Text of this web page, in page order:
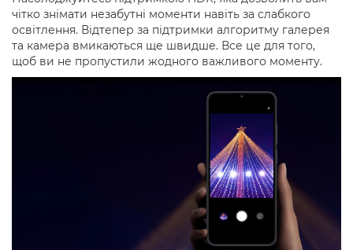
чітко знімати незабутні моменти навіть за слабкого
освітлення. Відтепер за підтримки алгоритму галерея
та камера вмикаються ще швидше. Все це для того,
щоб ви не пропустили жодного важливого моменту.